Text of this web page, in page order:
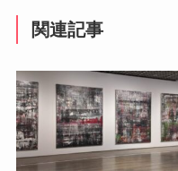
関連記事